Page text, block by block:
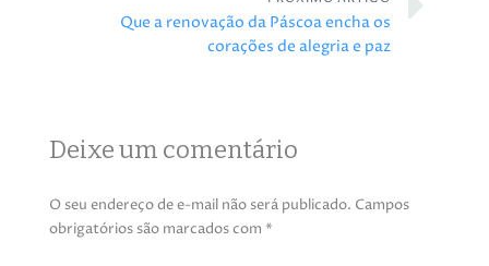
Que a renovação da Páscoa encha os
corações de alegria e paz
Deixe um comentário
O seu endereço de e-mail não será publicado. Campos
obrigatórios são marcados com *